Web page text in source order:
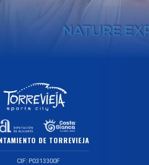
DE TORREVIEJA
CIF: P0313300F